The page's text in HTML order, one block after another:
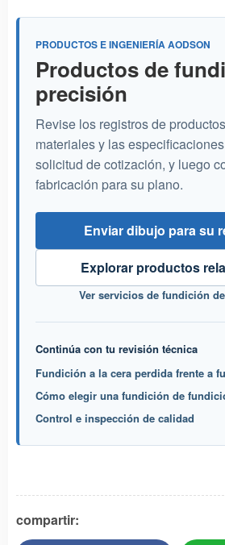
PRODUCTOS E INGENIERÍA AODSON
Productos de
precisión
Revise los registros de
materiales y las
solicitud de cotización, y luego
fabricación para su plano.
Enviar dibujo para su
Explorar productos
Ver servicios de fundición
Continúa con tu revisión técnica
Fundición a la cera perdida frente a
Cómo elegir una fundición de
Control e inspección de calidad
compartir: